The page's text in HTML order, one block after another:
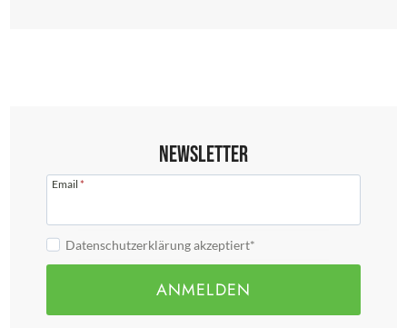
Newsletter
Email *
Datenschutzerklärung akzeptiert*
ANMELDEN